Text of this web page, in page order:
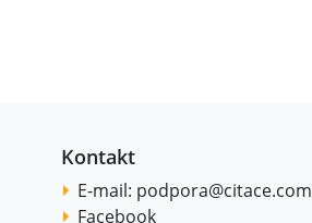
Kontakt
E-mail: podpora@citace.com
Facebook